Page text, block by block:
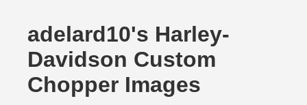
adelard10's Harley-
Davidson Custom
Chopper Images